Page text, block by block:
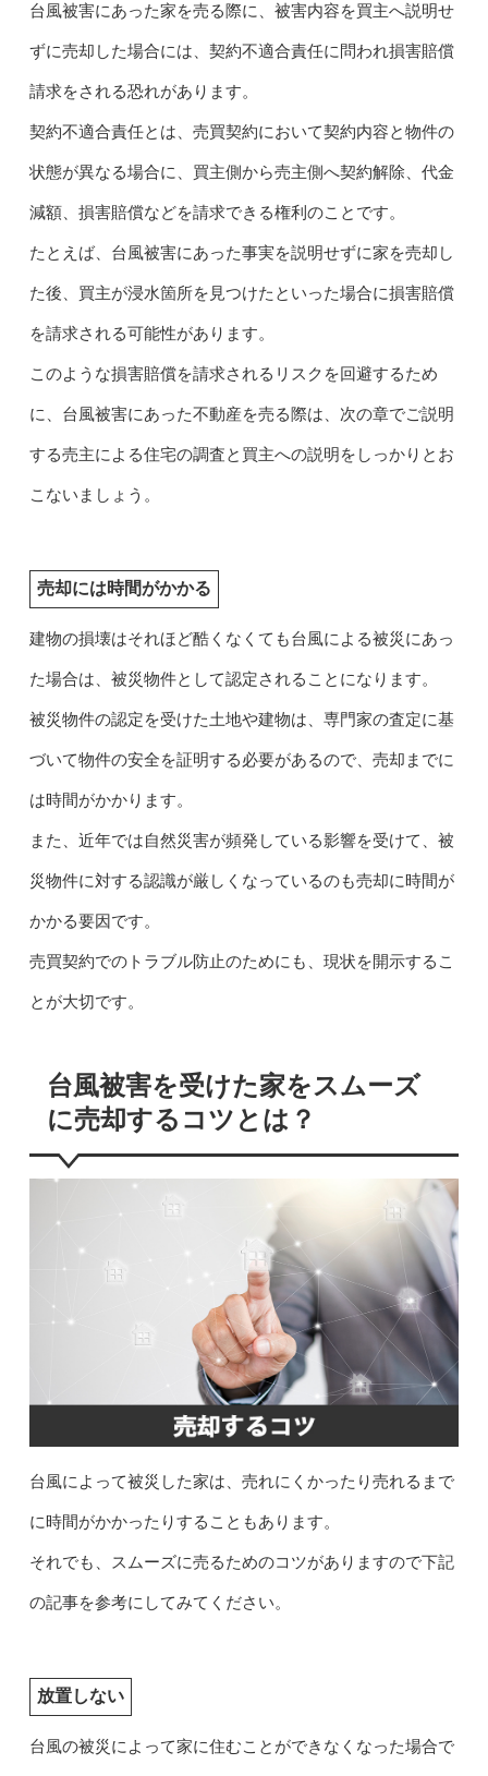
台風被害にあった家を売る際に、被害内容を買主へ説明せ
ずに売却した場合には、契約不適合責任に問われ損害賠償
請求をされる恐れがあります。
契約不適合責任とは、売買契約において契約内容と物件の
状態が異なる場合に、買主側から売主側へ契約解除、代金
減額、損害賠償などを請求できる権利のことです。
たとえば、台風被害にあった事実を説明せずに家を売却し
た後、買主が浸水箇所を見つけたといった場合に損害賠償
を請求される可能性があります。
このような損害賠償を請求されるリスクを回避するため
に、台風被害にあった不動産を売る際は、次の章でご説明
する売主による住宅の調査と買主への説明をしっかりとお
こないましょう。
売却には時間がかかる
建物の損壊はそれほど酷くなくても台風による被災にあっ
た場合は、被災物件として認定されることになります。
被災物件の認定を受けた土地や建物は、専門家の査定に基
づいて物件の安全を証明する必要があるので、売却までに
は時間がかかります。
また、近年では自然災害が頻発している影響を受けて、被
災物件に対する認識が厳しくなっているのも売却に時間が
かかる要因です。
売買契約でのトラブル防止のためにも、現状を開示するこ
とが大切です。
台風被害を受けた家をスムーズ
に売却するコツとは？
台風によって被災した家は、売れにくかったり売れるまで
に時間がかかったりすることもあります。
それでも、スムーズに売るためのコツがありますので下記
の記事を参考にしてみてください。
放置しない
台風の被災によって家に住むことができなくなった場合で